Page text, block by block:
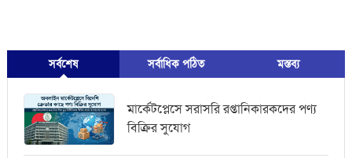
সর্বশেষ সর্বাধিক পঠিত মস্তব্য
মার্কেটপ্লেসে সরাসরি রপ্তানিকারকদের পণ্য
বিক্রির সুযোগ